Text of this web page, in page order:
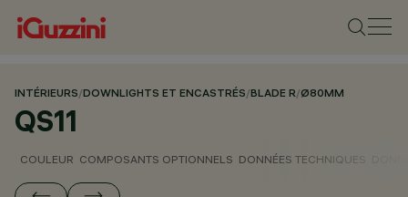
INTÉRIEURS/DOWNLIGHTS ET ENCASTRÉS/BLADE R/Ø80MM
QS11
COULEUR COMPOSANTS OPTIONNELS DONNÉES TECHNIQUES